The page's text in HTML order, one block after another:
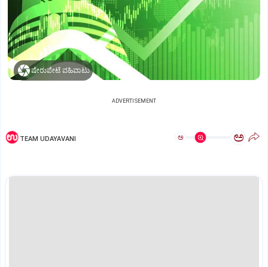
ಷೇರುಪೇಟೆ ವಹಿವಾಟು
ADVERTISEMENT
TEAM UDAYAVANI ಅ ಅ